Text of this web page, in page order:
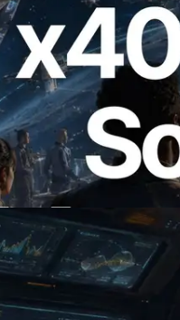
Solana
AI Agents
Betalen